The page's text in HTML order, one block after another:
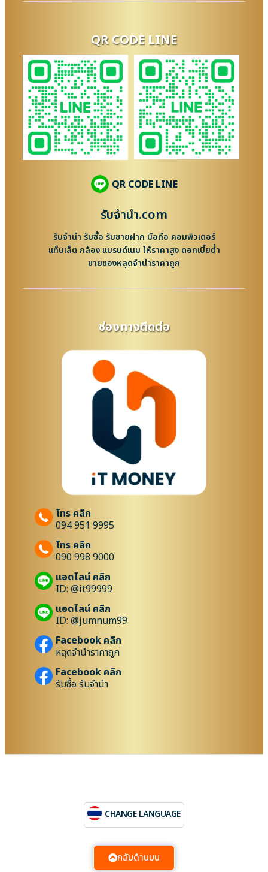
QR CODE LINE
QR CODE LINE
รับจํานํา.com
รับจำนำ รับซื้อ รับขายฝาก มือถือ คอมพิวเตอร์
แท็บเล็ต กล้อง แบรนด์เนม ให้ราคาสูง ดอกเบี้ยต่ำ
ขายของหลุดจำนำราคาถูก
ช่องทางติดต่อ
โทร คลิก
094 951 9995
โทร คลิก
090 998 9000
แอดไลน์ คลิก
ID: @it99999
แอดไลน์ คลิก
ID: @jumnum99
Facebook คลิก
หลุดจำนำราคาถูก
Facebook คลิก
รับซื้อ รับจำนำ
CHANGE LANGUAGE
กลับด้านบน